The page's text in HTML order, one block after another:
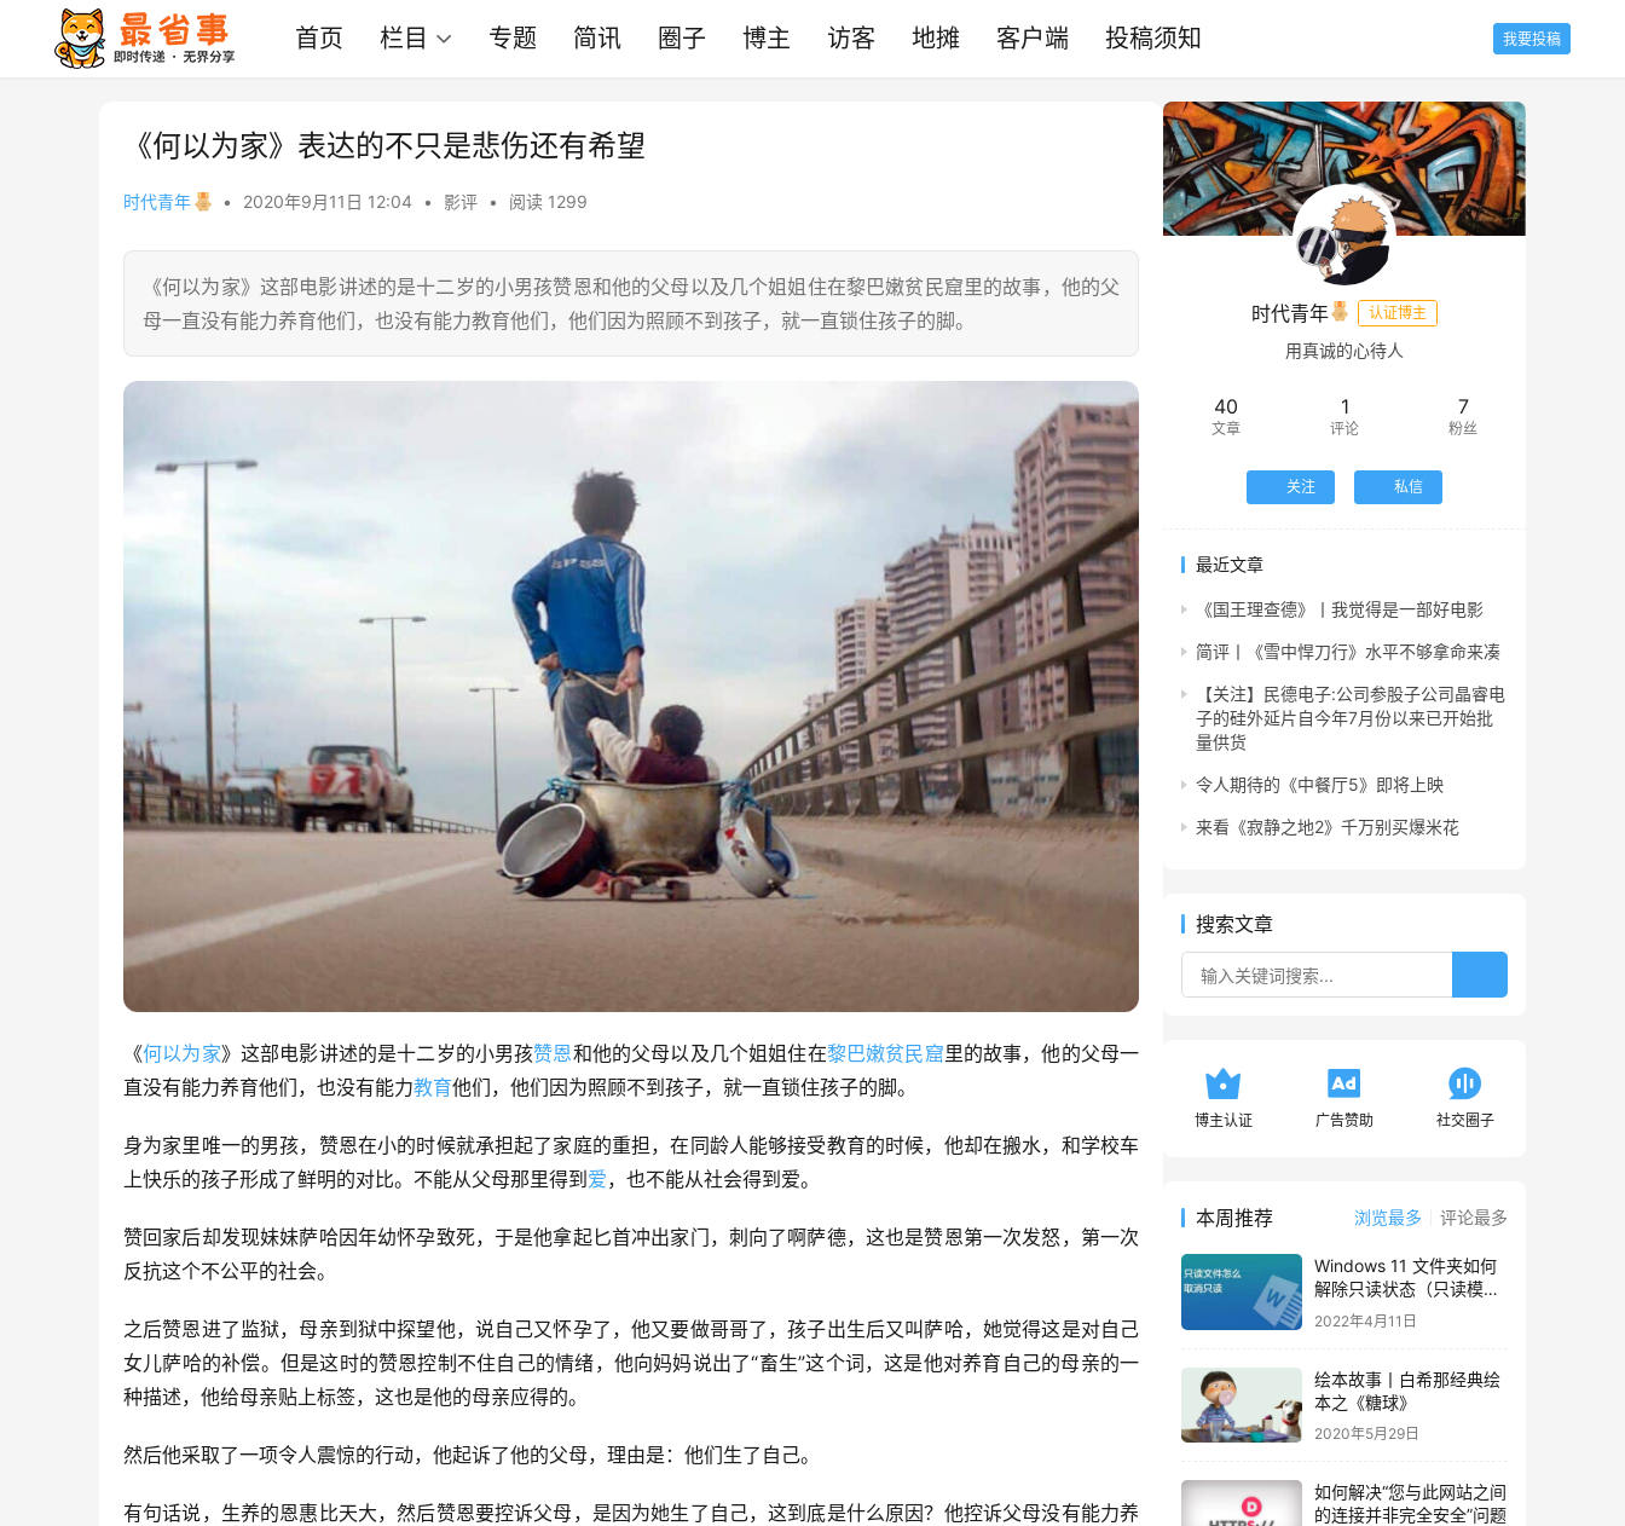
首页 栏目 专题 简讯 圈子 博主 访客 地摊 客户端 投稿须知 我要投稿
《何以为家》表达的不只是悲伤还有希望
时代青年 • 2020年9月11日 12:04 • 影评 • 阅读 1299
《何以为家》这部电影讲述的是十二岁的小男孩赞恩和他的父母以及几个姐姐住在黎巴嫩贫民窟里的故事，他的父
母一直没有能力养育他们，也没有能力教育他们，他们因为照顾不到孩子，就一直锁住孩子的脚。
《何以为家》这部电影讲述的是十二岁的小男孩赞恩和他的父母以及几个姐姐住在黎巴嫩贫民窟里的故事，他的父母一
直没有能力养育他们，也没有能力教育他们，他们因为照顾不到孩子，就一直锁住孩子的脚。
身为家里唯一的男孩，赞恩在小的时候就承担起了家庭的重担，在同龄人能够接受教育的时候，他却在搬水，和学校车
上快乐的孩子形成了鲜明的对比。不能从父母那里得到 爱，也不能从社会得到爱。
赞回家后却发现妹妹萨哈因年幼怀孕致死，于是他拿起匕首冲出家门，刺向了啊萨德，这也是赞恩第一次发怒，第一次
反抗这个不公平的社会。
之后赞恩进了监狱，母亲到狱中探望他，说自己又怀孕了，他又要做哥哥了，孩子出生后又叫萨哈，她觉得这是对自己
女儿萨哈的补偿。但是这时的赞恩控制不住自己的情绪，他向妈妈说出了“畜生”这个词，这是他对养育自己的母亲的一
种描述，他给母亲贴上标签，这也是他的母亲应得的。
然后他采取了一项令人震惊的行动，他起诉了他的父母，理由是：他们生了自己。
有句话说，生养的恩惠比天大，然后赞恩要控诉父母，是因为她生了自己，这到底是什么原因？他控诉父母没有能力养
时代青年 认证博主
用真诚的心待人
40
文章
1
评论
7
粉丝
关注 私信
最近文章
《国王理查德》丨我觉得是一部好电影
简评丨《雪中悍刀行》水平不够拿命来凑
【关注】民德电子:公司参股子公司晶睿电
子的硅外延片自今年7月份以来已开始批
量供货
令人期待的《中餐厅5》即将上映
来看《寂静之地2》千万别买爆米花
搜索文章
博主认证 广告赞助 社交圈子
本周推荐 浏览最多 评论最多
Windows 11 文件夹如何
解除只读状态（只读模
式）
2022年4月11日
绘本故事丨白希那经典绘
本之《糖球》
2020年5月29日
如何解决“您与此网站之间
的连接并非完全安全”问题